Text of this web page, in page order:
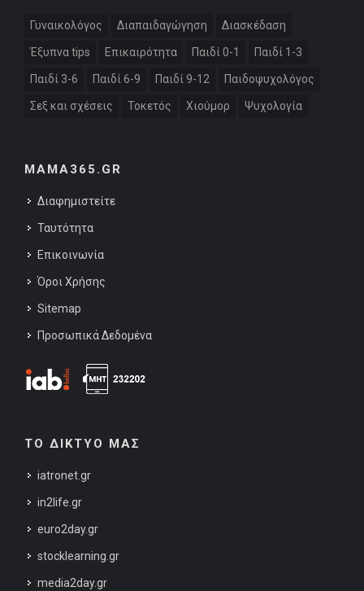
Γυναικολόγος Διαπαιδαγώγηση Διασκέδαση
Έξυπνα tips Επικαιρότητα Παιδί 0-1 Παιδί 1-3
Παιδί 3-6 Παιδί 6-9 Παιδί 9-12 Παιδοψυχολόγος
Σεξ και σχέσεις Τοκετός Χιούμορ Ψυχολογία
MAMA365.GR
Διαφημιστείτε
Ταυτότητα
Επικοινωνία
Όροι Χρήσης
Sitemap
Προσωπικά Δεδομένα
ΤΟ ΔΙΚΤΥΟ ΜΑΣ
iatronet.gr
in2life.gr
euro2day.gr
stocklearning.gr
media2day.gr